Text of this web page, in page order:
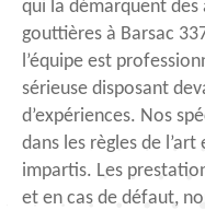
qui la démarquent
gouttières à Barsac
l’équipe est
sérieuse disposant
d’expériences. Nos
dans les règles de
impartis. Les
et en cas de défaut,